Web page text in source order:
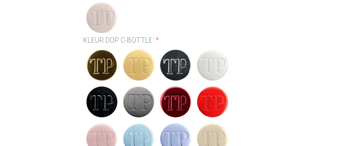
KLEUR DOP C-BOTTLE:*